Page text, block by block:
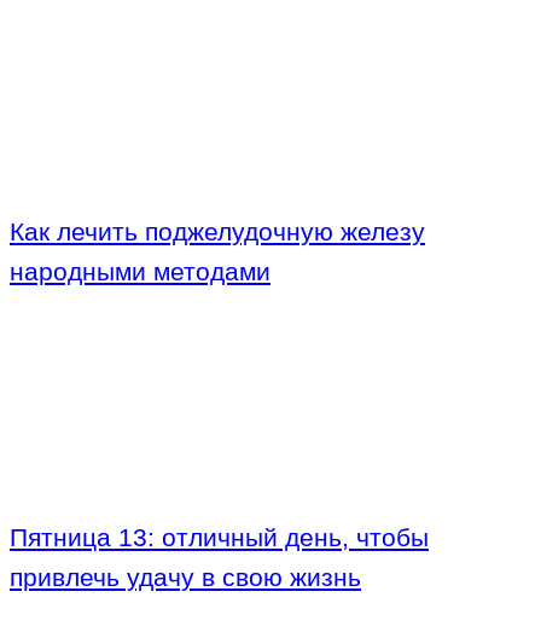
Как лечить поджелудочную железу
народными методами
Пятница 13: отличный день, чтобы
привлечь удачу в свою жизнь